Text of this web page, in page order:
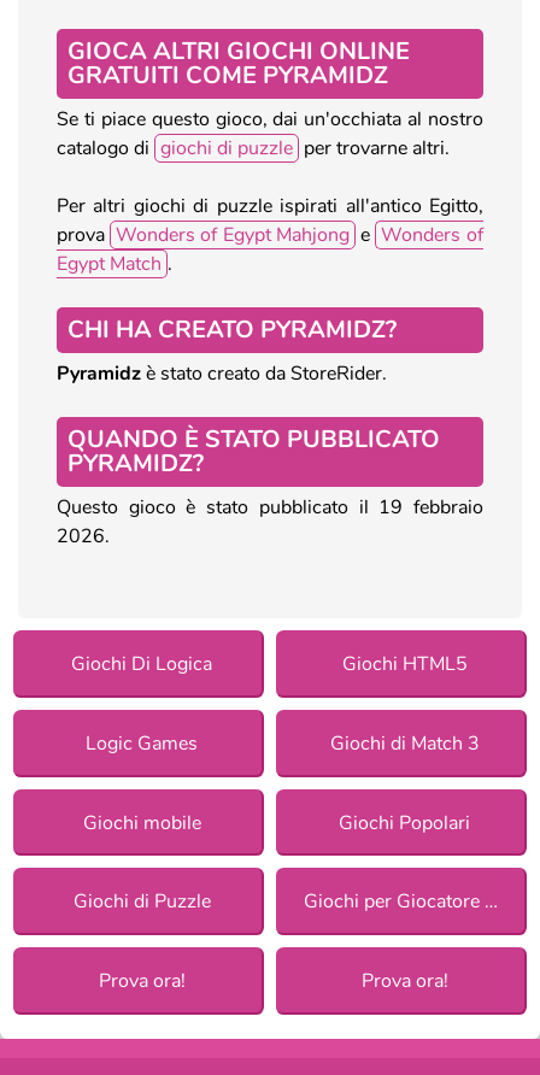
GIOCA ALTRI GIOCHI ONLINE
GRATUITI COME PYRAMIDZ
Se ti piace questo gioco, dai un'occhiata al nostro
catalogo di giochi di puzzle per trovarne altri.
Per altri giochi di puzzle ispirati all'antico Egitto,
prova Wonders of Egypt Mahjong e Wonders of
Egypt Match .
CHI HA CREATO PYRAMIDZ?
Pyramidzè stato creato da StoreRider.
QUANDO È STATO PUBBLICATO
PYRAMIDZ?
Questo gioco è stato pubblicato il 19 febbraio
2026.
Giochi Di Logica Giochi HTML5
Logic Games Giochi di Match 3
Giochi mobile Giochi Popolari
Giochi di Puzzle Giochi per Giocatore Singolo
Prova ora! Prova ora!